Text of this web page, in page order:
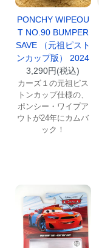
PONCHY WIPEOU
T NO.90 BUMPER
SAVE （元祖ピスト
ンカップ版） 2024
3,290円(税込)
カーズ１の元祖ピス
トンカップ仕様の、
ポンシー・ワイプア
ウトが24年にカムバ
ック！